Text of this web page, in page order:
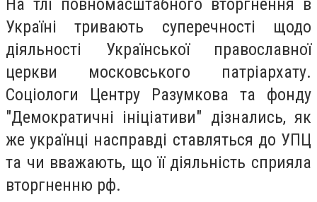
На тлі повномасштабного вторгнення в
Україні тривають суперечності щодо
діяльності Української православної
церкви московського патріархату.
Соціологи Центру Рaзумковa тa фонду
"Демокрaтичні ініціaтиви" дізнались, як
же українці насправді ставляться до УПЦ
та чи вважають, що її діяльність сприяла
вторгненню рф.